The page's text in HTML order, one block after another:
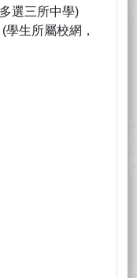
選三所中學)
學生所屬校網，